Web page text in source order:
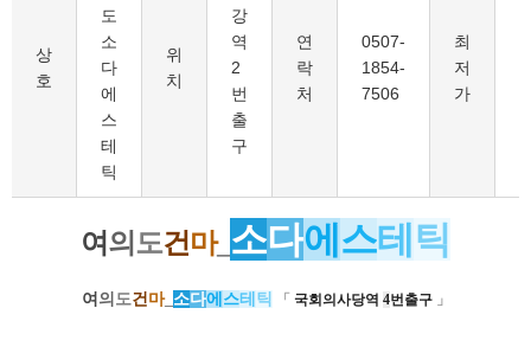
상
호
도
소
다
에
스
테
틱
위
치
강
역
2
번
출
구
연
락
처
0507-
1854-
7506
최
저
가
여의 도건마_ 소다에 스테 틱
여 의 도건마_ 소다에 스테 틱 「 국회의사당역 4번출구」